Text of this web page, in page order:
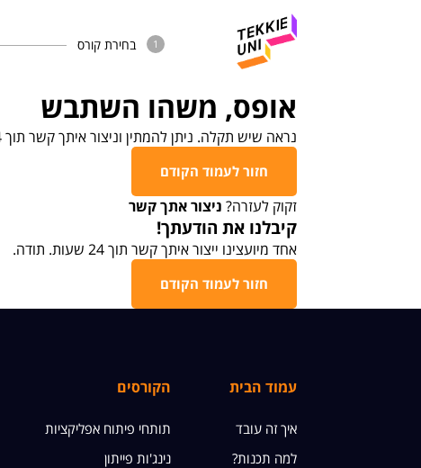
1 בחירת קורס
אופס, משהו השתבש
נראה שיש תקלה. ניתן להמתין וניצור איתך קשר תוך 24 שעות או לחזור לעמוד הקורס ולהתחיל מחדש.
חזור לעמוד הקודם
זקוק לעזרה? ניצור אתך קשר
קיבלנו את הודעתך!
אחד מיועצינו ייצור איתך קשר תוך 24 שעות. תודה.
חזור לעמוד הקודם
עמוד הבית
איך זה עובד
למה תכנות?
הקורסים
תותחי פיתוח אפליקציות
נינג'ות פייתון